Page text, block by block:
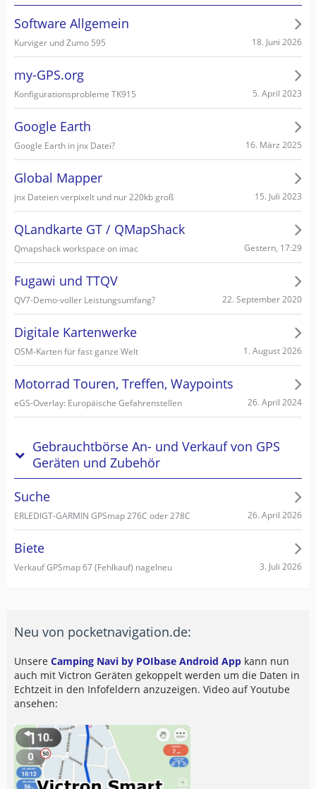
Software Allgemein
Kurviger und Zumo 595 18. Juni 2026
my-GPS.org
Konfigurationsprobleme TK915 5. April 2023
Google Earth
Google Earth in jnx Datei? 16. März 2025
Global Mapper
jnx Dateien verpixelt und nur 220kb groß 15. Juli 2023
QLandkarte GT / QMapShack
Qmapshack workspace on imac Gestern, 17:29
Fugawi und TTQV
QV7-Demo-voller Leistungsumfang? 22. September 2020
Digitale Kartenwerke
OSM-Karten für fast ganze Welt 1. August 2026
Motorrad Touren, Treffen, Waypoints
eGS-Overlay: Europäische Gefahrenstellen 26. April 2024
Gebrauchtbörse An- und Verkauf von GPS
Geräten und Zubehör
Suche
ERLEDIGT-GARMIN GPSmap 276C oder 278C 26. April 2026
Biete
Verkauf GPSmap 67 (Fehlkauf) nagelneu 3. Juli 2026
Neu von pocketnavigation.de:
Unsere Camping Navi by POIbase Android App kann nun
auch mit Victron Geräten gekoppelt werden um die Daten in
Echtzeit in den Infofeldern anzuzeigen. Video auf Youtube
ansehen: